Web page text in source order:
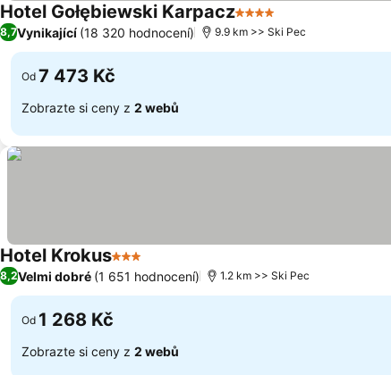
Hotel Gołębiewski Karpacz4 Počet hvězdiček
8,7Vynikající (18 320 hodnocení) 9.9 km >> Ski Pec
Od 7 473 Kč
Zobrazte si ceny z 2 webů
Hotel Krokus3 Počet hvězdiček
8,2Velmi dobré (1 651 hodnocení) 1.2 km >> Ski Pec
Od 1 268 Kč
Zobrazte si ceny z 2 webů